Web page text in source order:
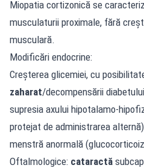
Miopatia cortizonică se
musculaturii proximale, fără
musculară.
Modificări endocrine:
Creșterea glicemiei, cu
zaharat/decompensării
supresia axului hipotalamo-
protejat de administrarea alternă)
menstră anormală
Oftalmologice: cataractă